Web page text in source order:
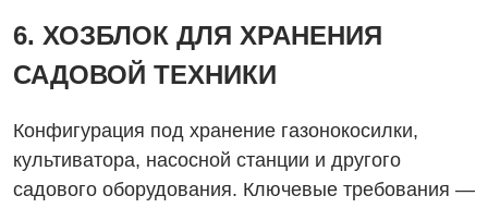
6. ХОЗБЛОК ДЛЯ ХРАНЕНИЯ
САДОВОЙ ТЕХНИКИ
Конфигурация под хранение газонокосилки,
культиватора, насосной станции и другого
садового оборудования. Ключевые требования —